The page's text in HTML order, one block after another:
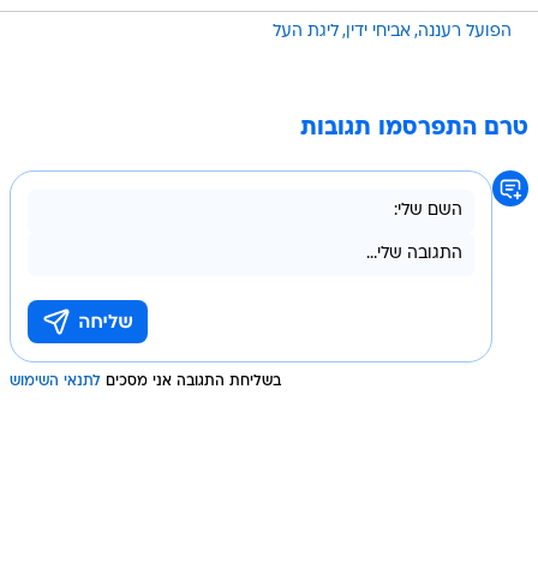
הפועל רעננה אביחי ידין ליגת העל
טרם התפרסמו תגובות
בשליחת התגובה אני מסכים לתנאי השימוש